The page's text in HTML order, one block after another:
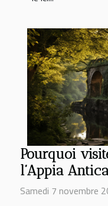
Pourquoi
l’Appia
Samedi 7 novembre